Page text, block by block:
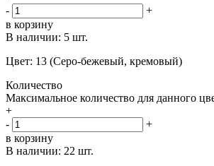
-
+
в корзину
В наличии: 5 шт.
Цвет: 13 (Серо-бежевый, кремовый)
Количество
Максимальное количество для данного
+
-
+
в корзину
В наличии: 22 шт.